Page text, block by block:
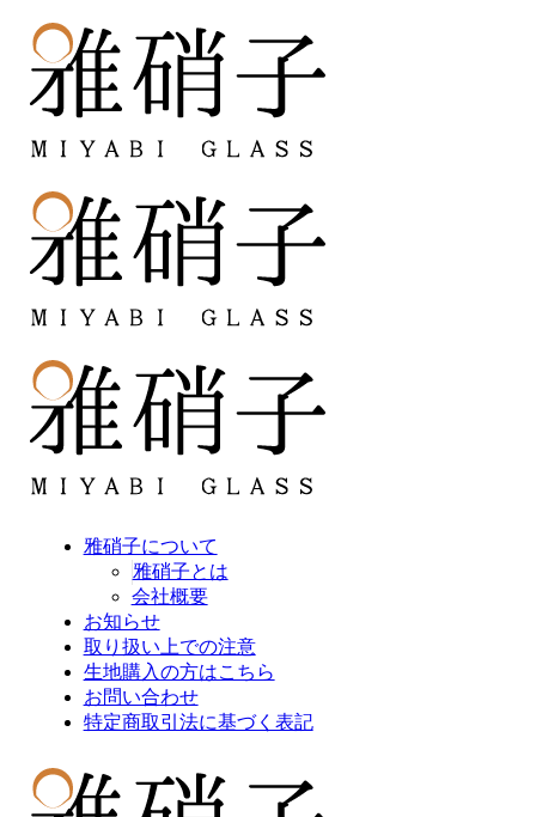
雅硝子について
雅硝子とは
会社概要
お知らせ
取り扱い上での注意
生地購入の方はこちら
お問い合わせ
特定商取引法に基づく表記